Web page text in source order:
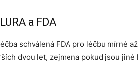
a FDA
schválená FDA pro léčbu mírné
dvou let, zejména pokud jsou jiné